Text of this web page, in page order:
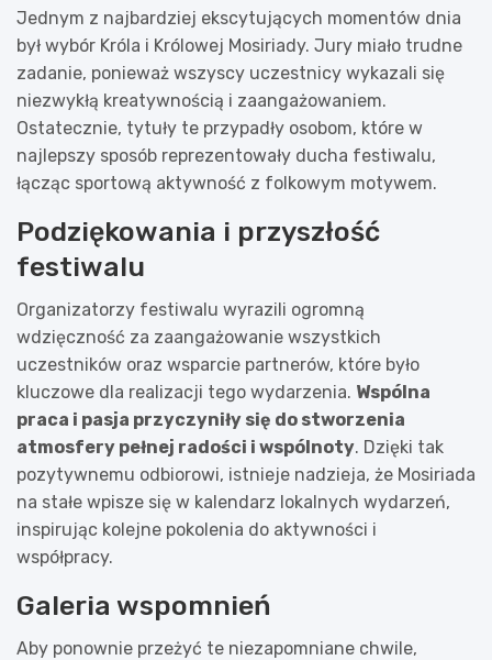
Jednym z najbardziej ekscytujących momentów dnia
był wybór Króla i Królowej Mosiriady. Jury miało trudne
zadanie, ponieważ wszyscy uczestnicy wykazali się
niezwykłą kreatywnością i zaangażowaniem.
Ostatecznie, tytuły te przypadły osobom, które w
najlepszy sposób reprezentowały ducha festiwalu,
łącząc sportową aktywność z folkowym motywem.
Podziękowania i przyszłość
festiwalu
Organizatorzy festiwalu wyrazili ogromną
wdzięczność za zaangażowanie wszystkich
uczestników oraz wsparcie partnerów, które było
kluczowe dla realizacji tego wydarzenia. Wspólna
praca i pasja przyczyniły się do stworzenia
atmosfery pełnej radości i wspólnoty. Dzięki tak
pozytywnemu odbiorowi, istnieje nadzieja, że Mosiriada
na stałe wpisze się w kalendarz lokalnych wydarzeń,
inspirując kolejne pokolenia do aktywności i
współpracy.
Galeria wspomnień
Aby ponownie przeżyć te niezapomniane chwile,